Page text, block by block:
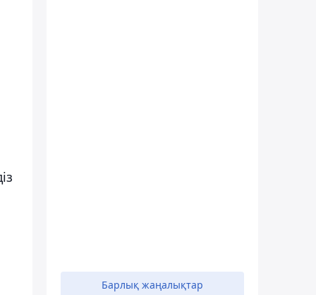
Барлық жаңалықтар